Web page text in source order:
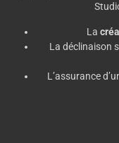
La
La déclinaison
L’assurance